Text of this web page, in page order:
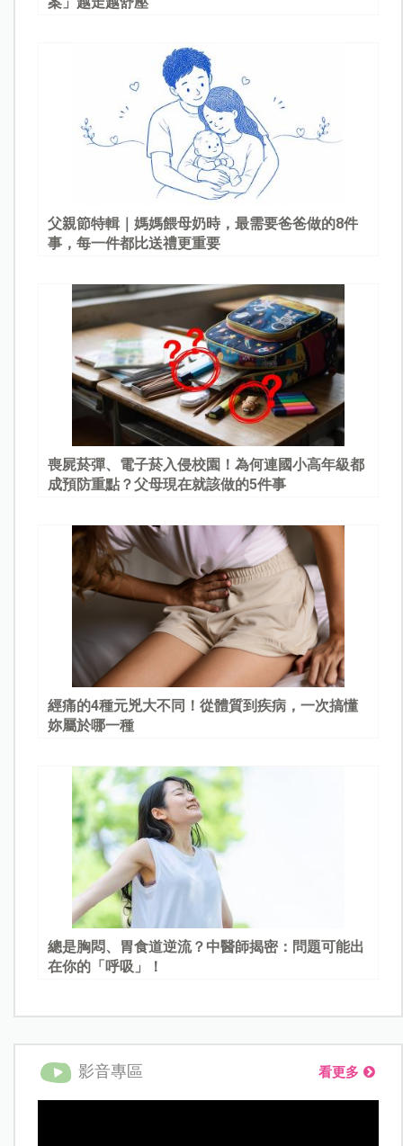
父親節特輯｜媽媽餵母奶時，最需要爸爸做的8件
事，每一件都比送禮更重要
喪屍菸彈、電子菸入侵校園！為何連國小高年級都
成預防重點？父母現在就該做的5件事
經痛的4種元兇大不同！從體質到疾病，一次搞懂
妳屬於哪一種
總是胸悶、胃食道逆流？中醫師揭密：問題可能出
在你的「呼吸」！
影音專區 看更多